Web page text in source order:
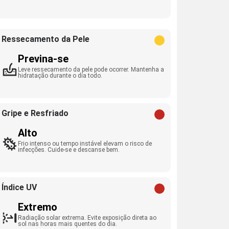
Ressecamento da Pele
Previna-se
Leve ressecamento da pele pode ocorrer. Mantenha a
hidratação durante o dia todo.
Gripe e Resfriado
Alto
Frio intenso ou tempo instável elevam o risco de
infecções. Cuide-se e descanse bem.
Índice UV
Extremo
Radiação solar extrema. Evite exposição direta ao
sol nas horas mais quentes do dia.